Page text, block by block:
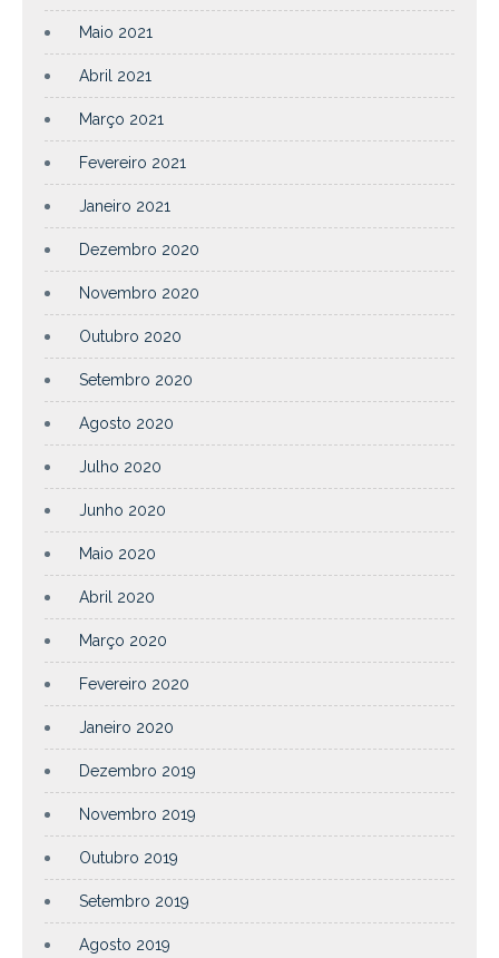
Maio 2021
Abril 2021
Março 2021
Fevereiro 2021
Janeiro 2021
Dezembro 2020
Novembro 2020
Outubro 2020
Setembro 2020
Agosto 2020
Julho 2020
Junho 2020
Maio 2020
Abril 2020
Março 2020
Fevereiro 2020
Janeiro 2020
Dezembro 2019
Novembro 2019
Outubro 2019
Setembro 2019
Agosto 2019